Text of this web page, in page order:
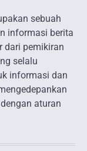
sebuah
informasi berita
dari pemikiran
selalu
informasi dan
aturan